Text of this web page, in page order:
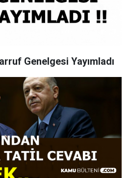
Genelgesi Yayımladı